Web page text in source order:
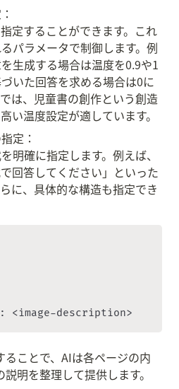
定することができます。これ
パラメータで制御します。例
生成する場合は温度を0.9や1
いた回答を求める場合は0に
は、児童書の創作という創造
い温度設定が適しています。
定：
明確に指定します。例えば、
で回答してください」といった
に、具体的な構造も指定でき
<image-description>
ことで、AIは各ページの内
明を整理して提供します。